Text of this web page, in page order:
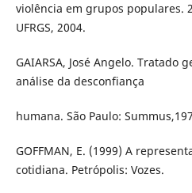
violência em grupos populares.
UFRGS, 2004.
GAIARSA, José Angelo. Tratado
análise da desconfiança
humana. São Paulo:
GOFFMAN, E. (1999) A
cotidiana. Petrópolis: Vozes.